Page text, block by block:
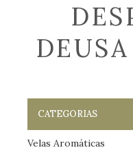
CATEGORIAS
Velas Aromáticas